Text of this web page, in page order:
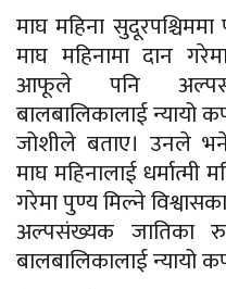
माघ महिना
माघ महिनामा दान
आफूले पनि
बालबालिकालाई न्यायो
जोशीले बताए। उनले भने,
माघ महिनालाई धर्मात्मी
गरेमा पुण्य मिल्ने
अल्पसंख्यक जातिका
बालबालिकालाई न्यायो